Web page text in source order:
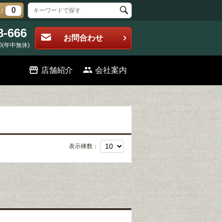
0
666
年中無休)
お問合わせ
店舗紹介 会社案内
表示棟数：